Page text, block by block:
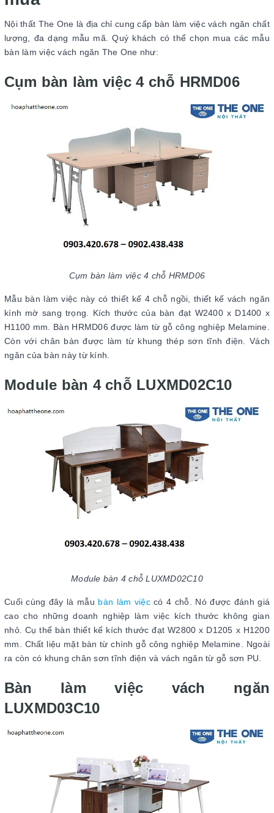
Nội thất The One là địa chỉ cung cấp bàn làm việc vách ngăn chất
lượng, đa dạng mẫu mã. Quý khách có thể chọn mua các mẫu
bàn làm việc vách ngăn The One như:
Cụm bàn làm việc 4 chỗ HRMD06
Cụm bàn làm việc 4 chỗ HRMD06
Mẫu bàn làm việc này có thiết kế 4 chỗ ngồi, thiết kế vách ngăn
kính mờ sang trọng. Kích thước của bàn đạt W2400 x D1400 x
H1100 mm. Bàn HRMD06 được làm từ gỗ công nghiệp Melamine.
Còn với chân bàn được làm từ khung thép sơn tĩnh điện. Vách
ngăn của bàn này từ kính.
Module bàn 4 chỗ LUXMD02C10
Module bàn 4 chỗ LUXMD02C10
Cuối cùng đây là mẫu bàn làm việccó 4 chỗ. Nó được đánh giá
cao cho những doanh nghiệp làm việc kích thước không gian
nhỏ. Cụ thể bàn thiết kế kích thước đạt W2800 x D1205 x H1200
mm. Chất liệu mặt bàn từ chính gỗ công nghiệp Melamine. Ngoài
ra còn có khung chân sơn tĩnh điện và vách ngăn từ gỗ sơn PU.
Bàn làm việc vách ngăn
LUXMD03C10